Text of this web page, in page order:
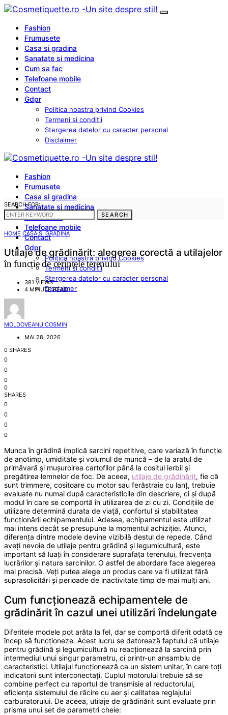
Fashion
Frumusete
Casa si gradina
Sanatate si medicina
Cum sa fac
Telefoane mobile
Contact
Gdpr
Politica noastra privind Cookies
Termeni si conditii
Stergerea datelor cu caracter personal
Disclaimer
Fashion
Frumusete
Casa si gradina
Sanatate si medicina
Cum sa fac
Telefoane mobile
Contact
Gdpr
Politica noastra privind Cookies
Termeni si conditii
Stergerea datelor cu caracter personal
Disclaimer
SEARCH FOR:
SEARCH
HOME CASA SI GRADINA
Utilaje de grădinărit: alegerea corectă a utilajelor
în funcție de cerințele terenului
381 VIEWS
4 MINUTE READ
MOLDOVEANU COSMIN
MAI 28, 2026
0 SHARES
0
0
0
0
SHARES
0
0
0
0
Munca în grădină implică sarcini repetitive, care variază în funcție
de anotimp, umiditate și volumul de muncă – de la aratul de
primăvară și mușuroirea cartofilor până la cositul ierbii și
pregătirea lemnelor de foc. De aceea, utilaje de grădinărit, fie că
sunt trimmere, cositoare cu motor sau ferăstraie cu lanț, trebuie
evaluate nu numai după caracteristicile din descriere, ci și după
modul în care se comportă în utilizarea de zi cu zi. Condițiile de
utilizare determină durata de viață, confortul și stabilitatea
funcționării echipamentului. Adesea, echipamentul este utilizat
mai intens decât se presupune la momentul achiziției. Atunci,
diferența dintre modele devine vizibilă destul de repede. Când
aveți nevoie de utilaje pentru grădină și legumicultură, este
important să luați în considerare suprafața terenului, frecvența
lucrărilor și natura sarcinilor. O astfel de abordare face alegerea
mai precisă. Veți putea alege un produs care va fi utilizat fără
suprasolicitări și perioade de inactivitate timp de mai mulți ani.
Cum funcționează echipamentele de
grădinărit în cazul unei utilizări îndelungate
Diferitele modele pot arăta la fel, dar se comportă diferit odată ce
încep să funcționeze. Acest lucru se datorează faptului că utilaje
pentru grădină și legumicultură nu reacționează la sarcină prin
intermediul unui singur parametru, ci printr-un ansamblu de
caracteristici. Utilajul funcționează ca un sistem unitar, în care toți
indicatorii sunt interconectați. Cuplul motorului trebuie să se
combine perfect cu raportul de transmisie al reductorului,
eficiența sistemului de răcire cu aer și calitatea reglajului
carburatorului. De aceea, utilaje de grădinărit sunt evaluate prin
prisma unui set de parametri cheie: